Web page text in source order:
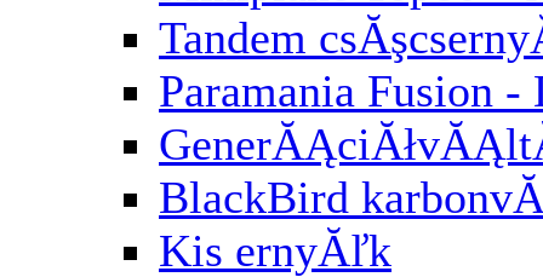
Tandem
Paramania Fusion
BlackBird
Kis ernyĂľk